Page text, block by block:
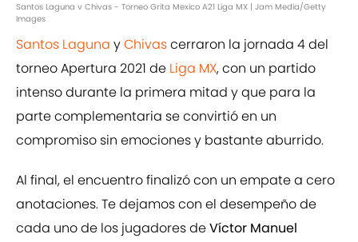
Santos Laguna v Chivas - Torneo Grita Mexico A21 Liga MX | Jam Media/Getty
Images
Santos Laguna yChivascerraron la jornada 4 del
torneo Apertura 2021 de Liga MX, con un partido
intenso durante la primera mitad y que para la
parte complementaria se convirtió en un
compromiso sin emociones y bastante aburrido.
Al final, el encuentro finalizó con un empate a cero
anotaciones. Te dejamos con el desempeño de
cada uno de los jugadores deVíctor Manuel